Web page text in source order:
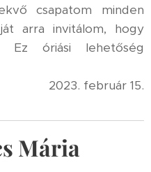
csapatom minden
arra invitálom, hogy
Ez óriási lehetőség
2023. február 15.
Mária